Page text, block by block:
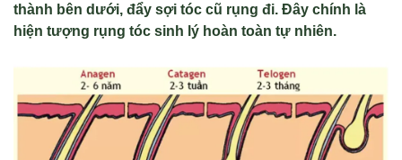
thành bên dưới, đẩy sợi tóc cũ rụng đi. Đây chính là
hiện tượng rụng tóc sinh lý hoàn toàn tự nhiên.